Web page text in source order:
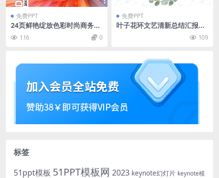
免费PPT
24页鲜艳绽放色彩时尚商务汇
报PPT模板
116 0
免费PPT
叶子花环文艺清新总结汇报商
109
标签
51ppt模板 51PPT模板网 2023 keynote幻灯片 keynote模